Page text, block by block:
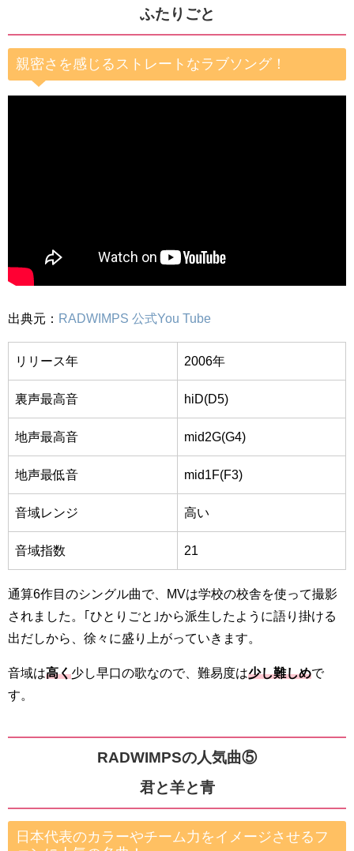
ふたりごと
親密さを感じるストレートなラブソング！
出典元： RADWIMPS 公式You Tube
リリース年 2006年
裏声最高音 hiD(D5)
地声最高音 mid2G(G4)
地声最低音 mid1F(F3)
音域レンジ 高い
音域指数 21
通算6作目のシングル曲で、MVは学校の校舎を使って撮影
されました。｢ひとりごと｣から派生したように語り掛ける
出だしから、徐々に盛り上がっていきます。
音域は高く少し早口の歌なので、難易度は少し難しめで
す。
RADWIMPSの人気曲⑤
君と羊と青
日本代表のカラーやチーム力をイメージさせるフ